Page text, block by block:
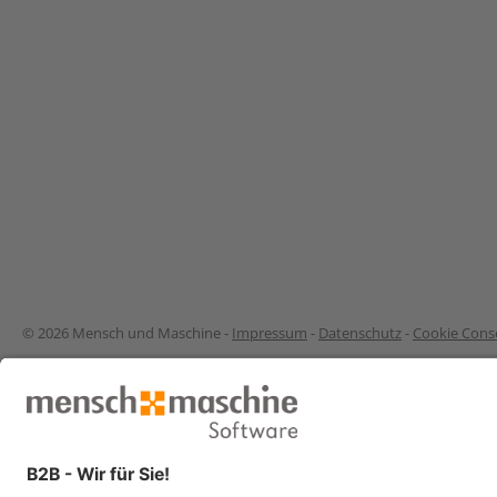
© 2026 Mensch und Maschine - Impressum - Datenschutz- Cookie